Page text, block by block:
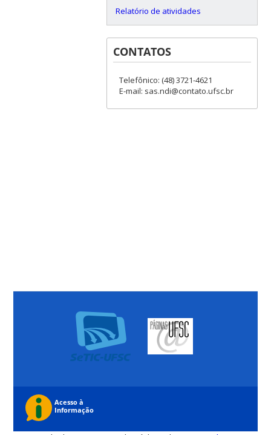
Relatório de atividades
CONTATOS
Telefônico: (48) 3721-4621
E-mail: sas.ndi@contato.ufsc.br